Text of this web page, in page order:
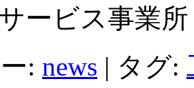
ービス事業
: news | タグ: